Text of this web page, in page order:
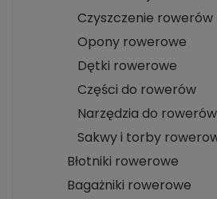
Czyszczenie rowerów
Opony rowerowe
Dętki rowerowe
Części do rowerów
Narzędzia do rowerów
Sakwy i torby
Błotniki rowerowe
Bagażniki rowerowe